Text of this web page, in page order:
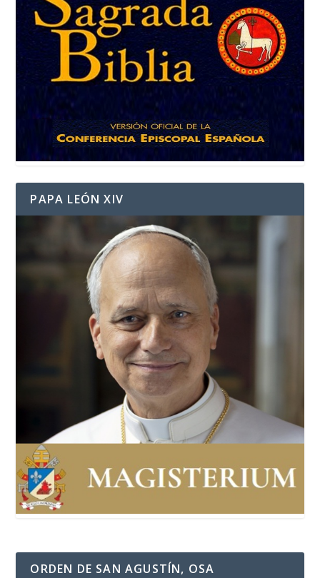
PAPA LEÓN XIV
ORDEN DE SAN AGUSTÍN, OSA